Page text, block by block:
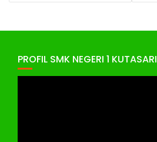
PROFIL SMK NEGERI 1 KUTASARI